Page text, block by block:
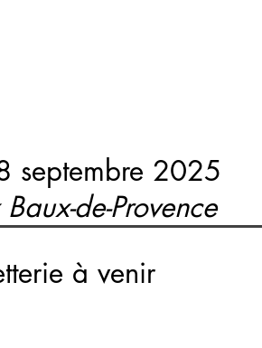
septembre 2025
de-Provence
à venir